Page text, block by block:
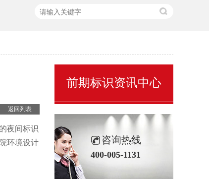
返回列表
夜间标识
环境设计
前期标识资讯中心
咨询热线
400-005-1131